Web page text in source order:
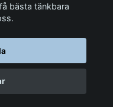
bästa tänkbara